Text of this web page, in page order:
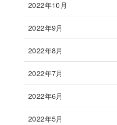
2022年10月
2022年9月
2022年8月
2022年7月
2022年6月
2022年5月